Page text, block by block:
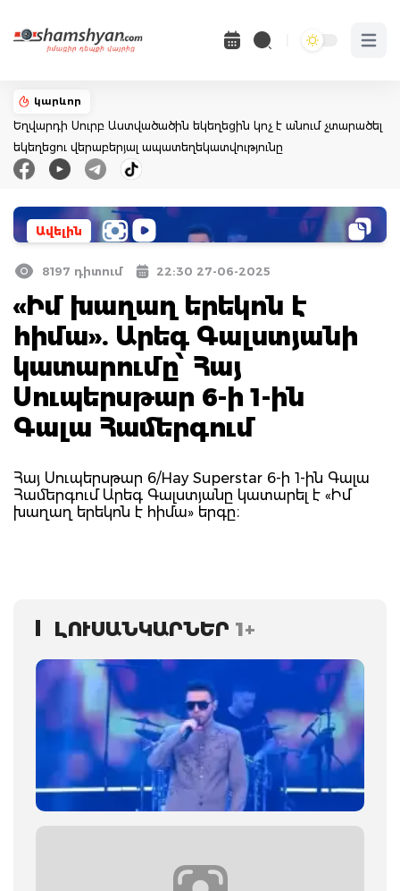
Open
կարևոր
Եղվարդի Սուրբ Աստվածածին եկեղեցին կոչ է անում չտարածել
եկեղեցու վերաբերյալ ապատեղեկատվությունը
Ավելին
8197 դիտում 22:30 27-06-2025
«Իմ խաղաղ երեկոն է
հիմա». Արեգ Գալստյանի
կատարումը՝ Հայ
Սուպերսթար 6-ի 1-ին
Գալա Համերգում
Հայ Սուպերսթար 6/Hay Superstar 6-ի 1-ին Գալա
Համերգում Արեգ Գալստյանը կատարել է «Իմ
խաղաղ երեկոն է հիմա» երգը։
ԼՈՒՍԱՆԿԱՐՆԵՐ 1+